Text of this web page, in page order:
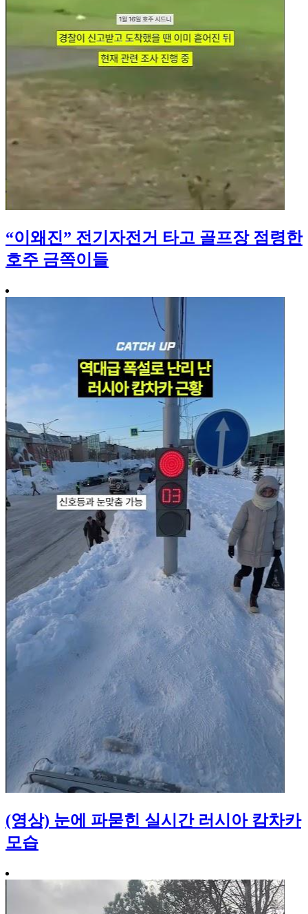
“이왜진” 전기자전거 타고 골프장 점령한
호주 금쪽이들
(영상) 눈에 파묻힌 실시간 러시아 캄차카
모습